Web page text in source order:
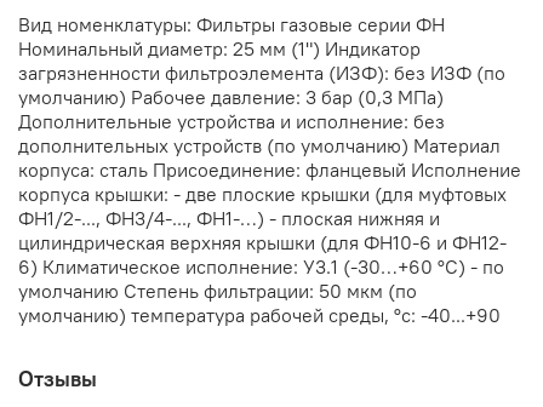
Вид номенклатуры: Фильтры газовые серии ФН
Номинальный диаметр: 25 мм (1") Индикатор
загрязненности фильтроэлемента (ИЗФ): без ИЗФ (по
умолчанию) Рабочее давление: 3 бар (0,3 МПа)
Дополнительные устройства и исполнение: без
дополнительных устройств (по умолчанию) Материал
корпуса: сталь Присоединение: фланцевый Исполнение
корпуса крышки: - две плоские крышки (для муфтовых
ФН1/2-..., ФН3/4-..., ФН1-…) - плоская нижняя и
цилиндрическая верхняя крышки (для ФН10-6 и ФН12-
6) Климатическое исполнение: У3.1 (-30…+60 °С) - по
умолчанию Степень фильтрации: 50 мкм (по
умолчанию) температура рабочей среды, °с: -40...+90
Отзывы